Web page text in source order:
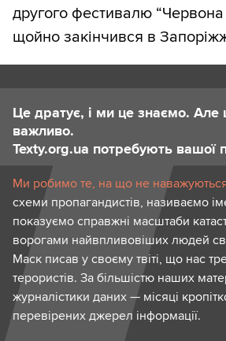
другого фестивалю “Червона
щойно закінчився в
Це дратує, і ми це знаємо. Але
важливо.
Texty.org.ua потребують вашої
Ми робимо те, на що не
схеми пропагандистів, називаємо
показуємо справжні масштаби
ворогами найвпливовіших людей
Маск писав у своєму твіті, що нас
терористів. За більшістю наших
журналістики даних — місяці
перевірених джерел інформації.